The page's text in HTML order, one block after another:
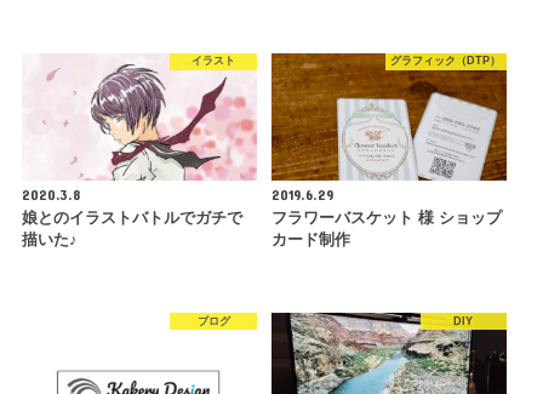
イラスト
2020.3.8
娘とのイラストバトルでガチで
描いた♪
グラフィック（DTP）
2019.6.29
フラワーバスケット 様 ショップ
カード制作
ブログ DIY